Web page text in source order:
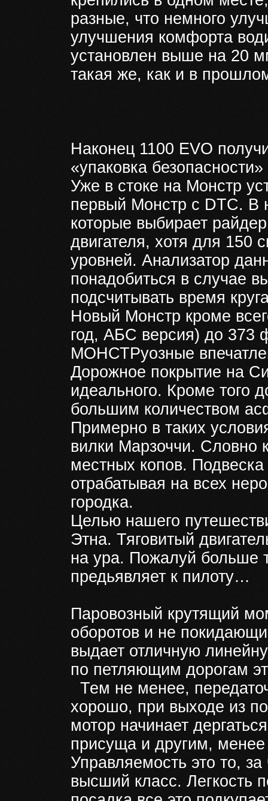
разные, что немного
улучшения комфорта
установлен выше на 20
такая же, как и в
Наконец 1100 EVO
«упаковка безопасности»
Уже в стоке на Монстр
первый Монстр с DTC. В
которые выбирает
двигателя, хотя для 150
уровней. Анализатор
понадобиться в случае
подсчитывать время
Новый Монстр кроме
год, АБС версия) до 373
МОНСТРуозные
Дорожное покрытие на
идеального. Кроме того
большим количеством
Примерно в таких
вилки Марзоччи. Словно
местных копов.
отрабатывая на всех
городка.
Целью нашего
Этна. Тяговитый
на ура. Пожалуй больше
предьявляет к пилоту…
Паровозный крутящий
оборотов и не
выдает отличную
по петляющим дорогам
Тем не менее,
хорошо, при выходе из
мотор начинает
присуща и другим,
Управляемость это то,
высший класс. Легкость